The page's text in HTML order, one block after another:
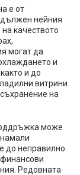
е от
нейния
качеството
могат да
и
и до
витрини
на
може
до неправилно
финансови
Редовната